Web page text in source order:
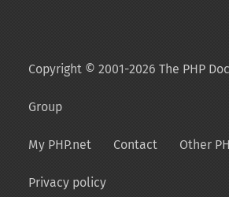
Copyright © 2001-2026 The PHP
Group
My PHP.net Contact Other
Privacy policy